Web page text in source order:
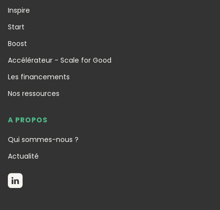
Inspire
Start
Boost
Accélérateur - Scale for Good
Les financements
Nos ressources
A PROPOS
Qui sommes-nous ?
Actualité